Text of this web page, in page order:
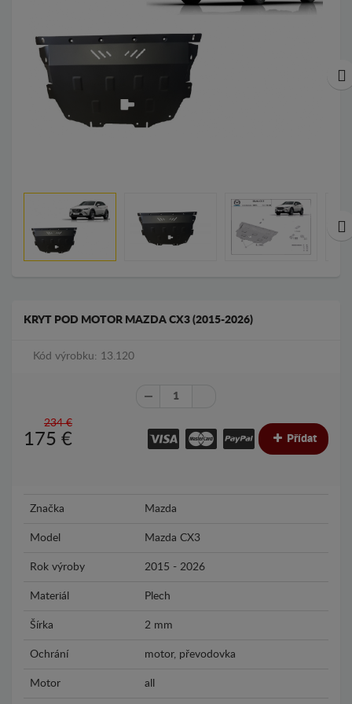
KRYT POD MOTOR MAZDA CX3 (2015-2026)
Kód výrobku: 13.120
234 €
175 € Přídat
Značka Mazda
Model Mazda CX3
Rok výroby 2015 - 2026
Materiál Plech
Šírka 2 mm
Ochrání motor, převodovka
Motor all